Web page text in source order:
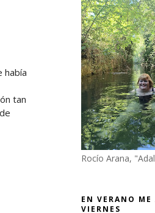
había
tan
Rocío Arana,
EN VERANO
VIERNES